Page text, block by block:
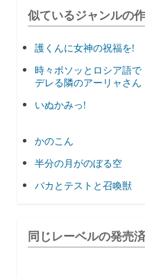
似ているジャンルの
護くんに女神の祝福を!
時々ボソッとロシア語で
デレる隣のアーリャさん
いぬかみっ!
かのこん
半分の月がのぼる空
バカとテストと召喚獣
同じレーベルの発売